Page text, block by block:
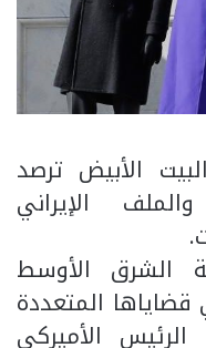
الأبيض ترصد
الإيراني
الشرق الأوسط
المتعددة
الأميركي